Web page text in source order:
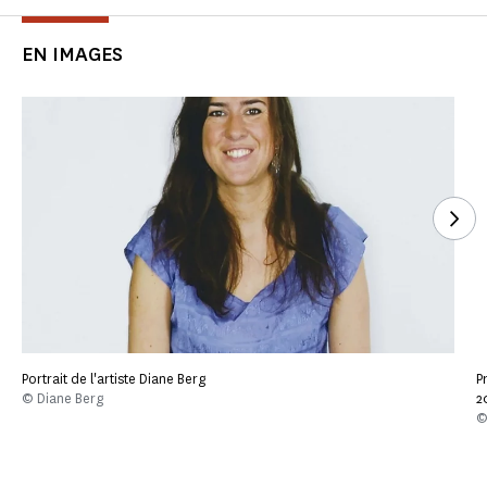
EN IMAGES
Portrait de l'artiste Diane Berg
© Diane Berg